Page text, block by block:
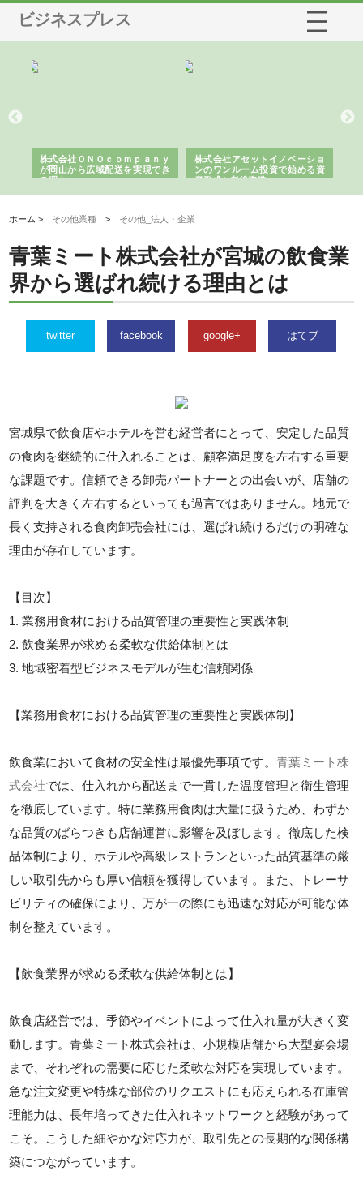
ビジネスプレス
株式会社ＯＮＯｃｏｍｐａｎｙ
が岡山から広域配送を実現でき
る理由
株式会社アセットイノベーショ
ンのワンルーム投資で始める資
産形成と老後準備
ホーム > その他業種 > その他_法人・企業
青葉ミート株式会社が宮城の飲食業
界から選ばれ続ける理由とは
twitter facebook google+ はてブ
宮城県で飲食店やホテルを営む経営者にとって、安定した品質
の食肉を継続的に仕入れることは、顧客満足度を左右する重要
な課題です。信頼できる卸売パートナーとの出会いが、店舗の
評判を大きく左右するといっても過言ではありません。地元で
長く支持される食肉卸売会社には、選ばれ続けるだけの明確な
理由が存在しています。
【目次】
1. 業務用食材における品質管理の重要性と実践体制
2. 飲食業界が求める柔軟な供給体制とは
3. 地域密着型ビジネスモデルが生む信頼関係
【業務用食材における品質管理の重要性と実践体制】
飲食業において食材の安全性は最優先事項です。青葉ミート株
式会社では、仕入れから配送まで一貫した温度管理と衛生管理
を徹底しています。特に業務用食肉は大量に扱うため、わずか
な品質のばらつきも店舗運営に影響を及ぼします。徹底した検
品体制により、ホテルや高級レストランといった品質基準の厳
しい取引先からも厚い信頼を獲得しています。また、トレーサ
ビリティの確保により、万が一の際にも迅速な対応が可能な体
制を整えています。
【飲食業界が求める柔軟な供給体制とは】
飲食店経営では、季節やイベントによって仕入れ量が大きく変
動します。青葉ミート株式会社は、小規模店舗から大型宴会場
まで、それぞれの需要に応じた柔軟な対応を実現しています。
急な注文変更や特殊な部位のリクエストにも応えられる在庫管
理能力は、長年培ってきた仕入れネットワークと経験があって
こそ。こうした細やかな対応力が、取引先との長期的な関係構
築につながっています。